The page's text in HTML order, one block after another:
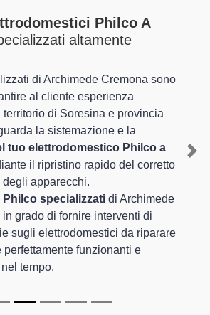
Philco A
altamente
di Archimede Cremona sono
al cliente esperienza
di Soresina e provincia
la sistemazione e la
tuo elettrodomestico Philco a
il ripristino rapido del corretto
apparecchi.
Philco specializzati di Archimede
grado di fornire interventi di
sugli elettrodomestici da riparare
perfettamente funzionanti e
tempo.